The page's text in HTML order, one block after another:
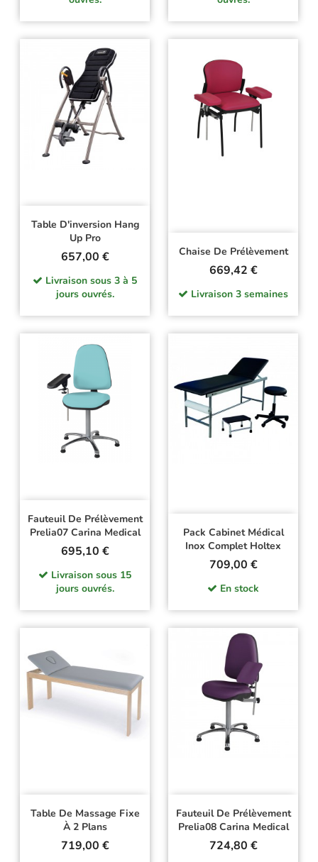
Table D'inversion Hang
Up Pro
Prix
657,00 €
Livraison sous 3 à 5
jours ouvrés.
Chaise De Prélèvement
Prix
669,42 €
Livraison 3 semaines
Fauteuil De Prélèvement
Prelia07 Carina Medical
Prix
695,10 €
Livraison sous 15
jours ouvrés.
Pack Cabinet Médical
Inox Complet Holtex
Prix
709,00 €
En stock
Table De Massage Fixe
À 2 Plans
Prix
719,00 €
Fauteuil De Prélèvement
Prelia08 Carina Medical
Prix
724,80 €